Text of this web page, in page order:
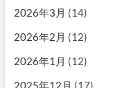
2026年3月 (14)
2026年2月 (12)
2026年1月 (12)
2025年12月 (17)